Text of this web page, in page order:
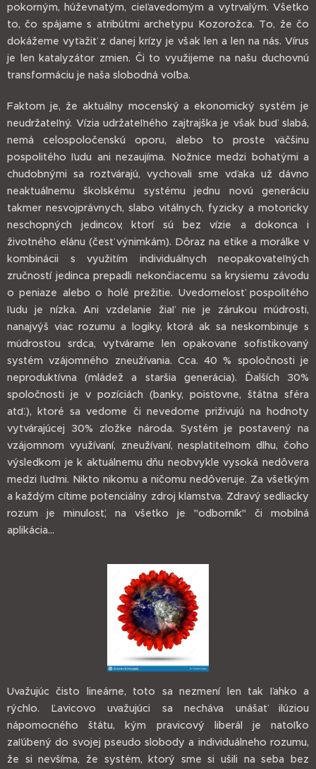
pokorným, húževnatým, cieľavedomým a vytrvalým. Všetko
to, čo spájame s atribútmi archetypu Kozorožca. To, že čo
dokážeme vyťažiť z danej krízy je však len a len na nás. Vírus
je len katalyzátor zmien. Či to využijeme na našu duchovnú
transformáciu je naša slobodná voľba.
Faktom je, že aktuálny mocenský a ekonomický systém je
neudržateľný. Vízia udržateľného zajtrajška je však buď slabá,
nemá celospoločenskú oporu, alebo to proste väčšinu
pospolitého ľudu ani nezaujíma. Nožnice medzi bohatými a
chudobnými sa roztvárajú, vychovali sme vďaka už dávno
neaktuálnemu školskému systému jednu novú generáciu
takmer nesvojprávnych, slabo vitálnych, fyzicky a motoricky
neschopných jedincov, ktorí sú bez vízie a dokonca i
životného elánu (česť výnimkám). Dôraz na etike a morálke v
kombinácii s využitím individuálnych neopakovateľných
zručností jedinca prepadli nekončiacemu sa krysiemu závodu
o peniaze alebo o holé prežitie. Uvedomelosť pospolitého
ľudu je nízka. Ani vzdelanie žiaľ nie je zárukou múdrosti,
nanajvýš viac rozumu a logiky, ktorá ak sa neskombinuje s
múdrosťou srdca, vytvárame len opakovane sofistikovaný
systém vzájomného zneužívania. Cca. 40 % spoločnosti je
neproduktívna (mládež a staršia generácia). Ďalších 30%
spoločnosti je v pozíciách (banky, poisťovne, štátna sféra
atď.), ktoré sa vedome či nevedome priživujú na hodnoty
vytvárajúcej 30% zložke národa. Systém je postavený na
vzájomnom využívaní, zneužívaní, nesplatiteľnom dlhu, čoho
výsledkom je k aktuálnemu dňu neobvykle vysoká nedôvera
medzi ľuďmi. Nikto nikomu a ničomu nedôveruje. Za všetkým
a každým cítime potenciálny zdroj klamstva. Zdravý sedliacky
rozum je minulosť, na všetko je "odborník" či mobilná
aplikácia...
Uvažujúc čisto lineárne, toto sa nezmení len tak ľahko a
rýchlo. Ľavicovo uvažujúci sa necháva unášať ilúziou
nápomocného štátu, kým pravicový liberál je natoľko
zaľúbený do svojej pseudo slobody a individuálneho rozumu,
že si nevšíma, že systém, ktorý sme si ušili na seba bez